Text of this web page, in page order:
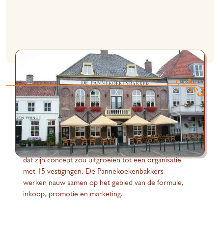
Over De Pannekoekenbakker
Hoe het allemaal begon….
Het begon allemaal in Heusden. In een prachtig
historisch pand openden Co en Ineke Stelling in
december 1983 een Pannenkoekenrestaurant,
genaamd De Pannekoekenbakker. Niet wetende
dat zijn concept zou uitgroeien tot een organisatie
met 15 vestigingen. De Pannekoekenbakkers
werken nauw samen op het gebied van de formule,
inkoop, promotie en marketing.